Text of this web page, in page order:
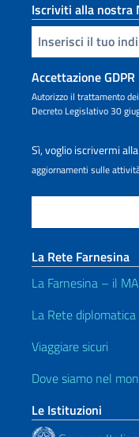
Iscriviti alla nostra
Inserisci la tua email
Accettazione GDPR
Autorizzo il trattamento
Decreto Legislativo 30
Sì, voglio iscrivermi
aggiornamenti sulle
La Rete Farnesina
La Farnesina – il
La Rete diplomatica
Viaggiare sicuri
Dove siamo nel
Le Istituzioni